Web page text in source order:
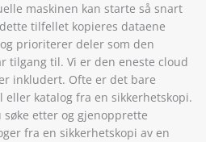
maskinen kan starte så snart
tilfellet kopieres dataene
prioriterer deler som den
tilgang til. Vi er den eneste cloud
inkludert. Ofte er det bare
katalog fra en sikkerhetskopi.
etter og gjenopprette
fra en sikkerhetskopi av en